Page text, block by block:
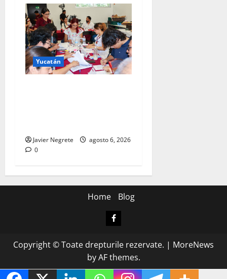
Yucatán
Javier Negrete
agosto 6, 2026
0
Home Blog
Facebook
Copyright © Toate drepturile rezervate. | MoreNews
by AF themes.